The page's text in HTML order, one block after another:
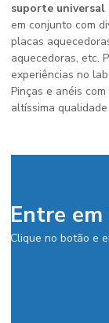
suporte
em conjunto com
placas
aquecedoras, etc.
experiências no
Pinças e anéis
altíssima
Entre
Clique no botão e